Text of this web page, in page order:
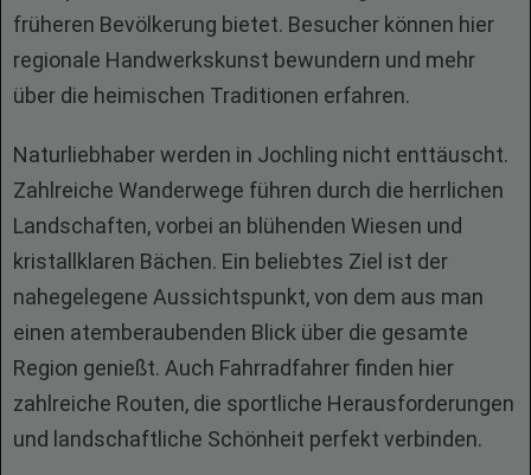
früheren Bevölkerung bietet. Besucher können hier
regionale Handwerkskunst bewundern und mehr
über die heimischen Traditionen erfahren.
Naturliebhaber werden in Jochling nicht enttäuscht.
Zahlreiche Wanderwege führen durch die herrlichen
Landschaften, vorbei an blühenden Wiesen und
kristallklaren Bächen. Ein beliebtes Ziel ist der
nahegelegene Aussichtspunkt, von dem aus man
einen atemberaubenden Blick über die gesamte
Region genießt. Auch Fahrradfahrer finden hier
zahlreiche Routen, die sportliche Herausforderungen
und landschaftliche Schönheit perfekt verbinden.